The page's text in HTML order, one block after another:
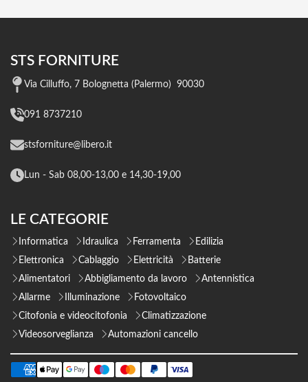
STS FORNITURE
Via Cilluffo, 7 Bolognetta (Palermo) 90030
091 8737210
stsforniture@libero.it
Lun - Sab 08,00-13,00 e 14,30-19,00
LE CATEGORIE
Informatica Idraulica Ferramenta
Edilizia
Elettronica
Cablaggio Elettricità
Batterie
Alimentatori
Abbigliamento da lavoro
Antennistica
Allarme
Illuminazione
Fotovoltaico
Citofonia e videocitofonia
Climatizzazione
Videosorveglianza
Automazioni cancello